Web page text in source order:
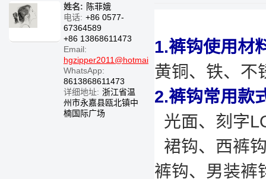
姓名: 陈菲娥
电话: +86 0577-
67364589
+86 13868611473
Email:
hgzipper2011@hotmail.com
WhatsApp:
8613868611473
详细地址: 浙江省温
州市永嘉县瓯北镇中
楠国际广场
1.裤钩使用材
黄铜、铁、不
2.裤钩常用款
光面、刻字
裙钩、西裤
裤钩、男装裤